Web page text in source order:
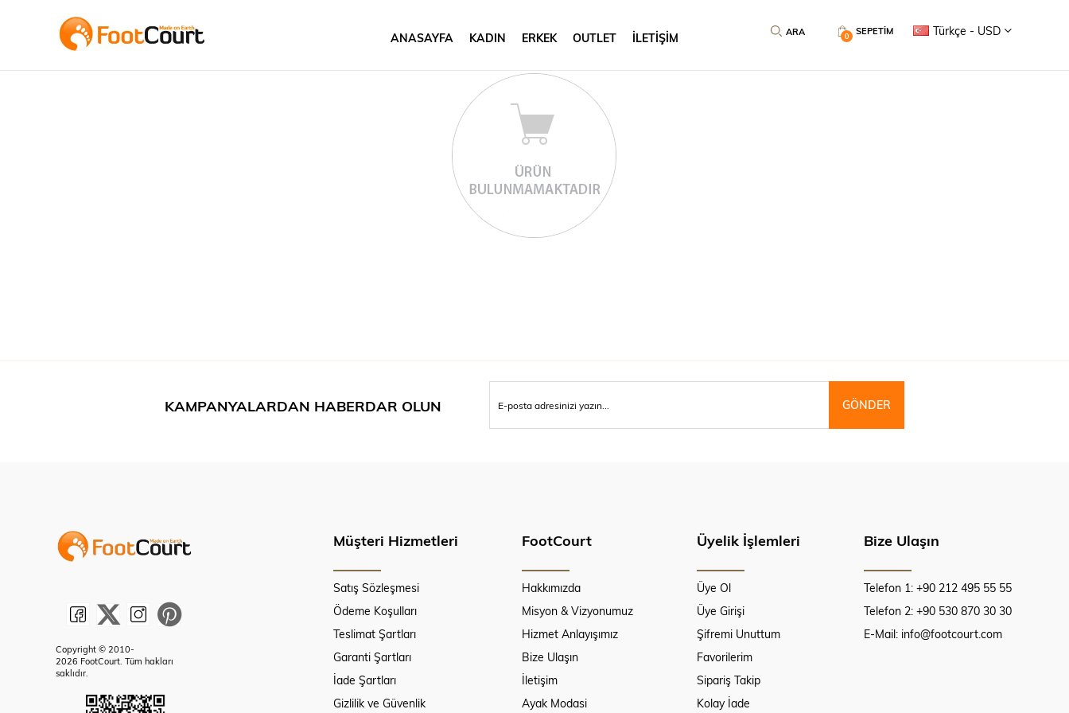
Türkçe - USD
SEPETIM
0
ANASAYFA KADIN ERKEK OUTLET İLETİŞİM
KAMPANYALARDAN HABERDAR OLUN GÖNDER
Müşteri Hizmetleri
Satış Sözleşmesi
Ödeme Koşulları
Teslimat Şartları
Garanti Şartları
İade Şartları
Gizlilik ve Güvenlik
FootCourt
Hakkımızda
Misyon & Vizyonumuz
Hizmet Anlayışımız
Bize Ulaşın
İletişim
Ayak Modasi
Üyelik İşlemleri
Üye Ol
Üye Girişi
Şifremi Unuttum
Favorilerim
Sipariş Takip
Kolay İade
Bize Ulaşın
Telefon 1: +90 212 495 55 55
Telefon 2: +90 530 870 30 30
E-Mail: info@footcourt.com
Copyright © 2010-
2026 FootCourt. Tüm hakları
saklıdır.